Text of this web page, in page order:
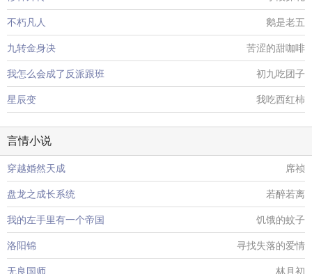
不朽凡人 鹅是老五
九转金身决 苦涩的甜咖啡
我怎么会成了反派跟班 初九吃团子
星辰变 我吃西红柿
言情小说
穿越婚然天成 席祯
盘龙之成长系统 若醉若离
我的左手里有一个帝国 饥饿的蚊子
洛阳锦 寻找失落的爱情
无良国师 林月初